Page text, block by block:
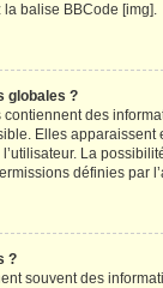
la balise BBCode [img].
globales ?
des
Elles apparaissent
La
définies par
?
souvent des